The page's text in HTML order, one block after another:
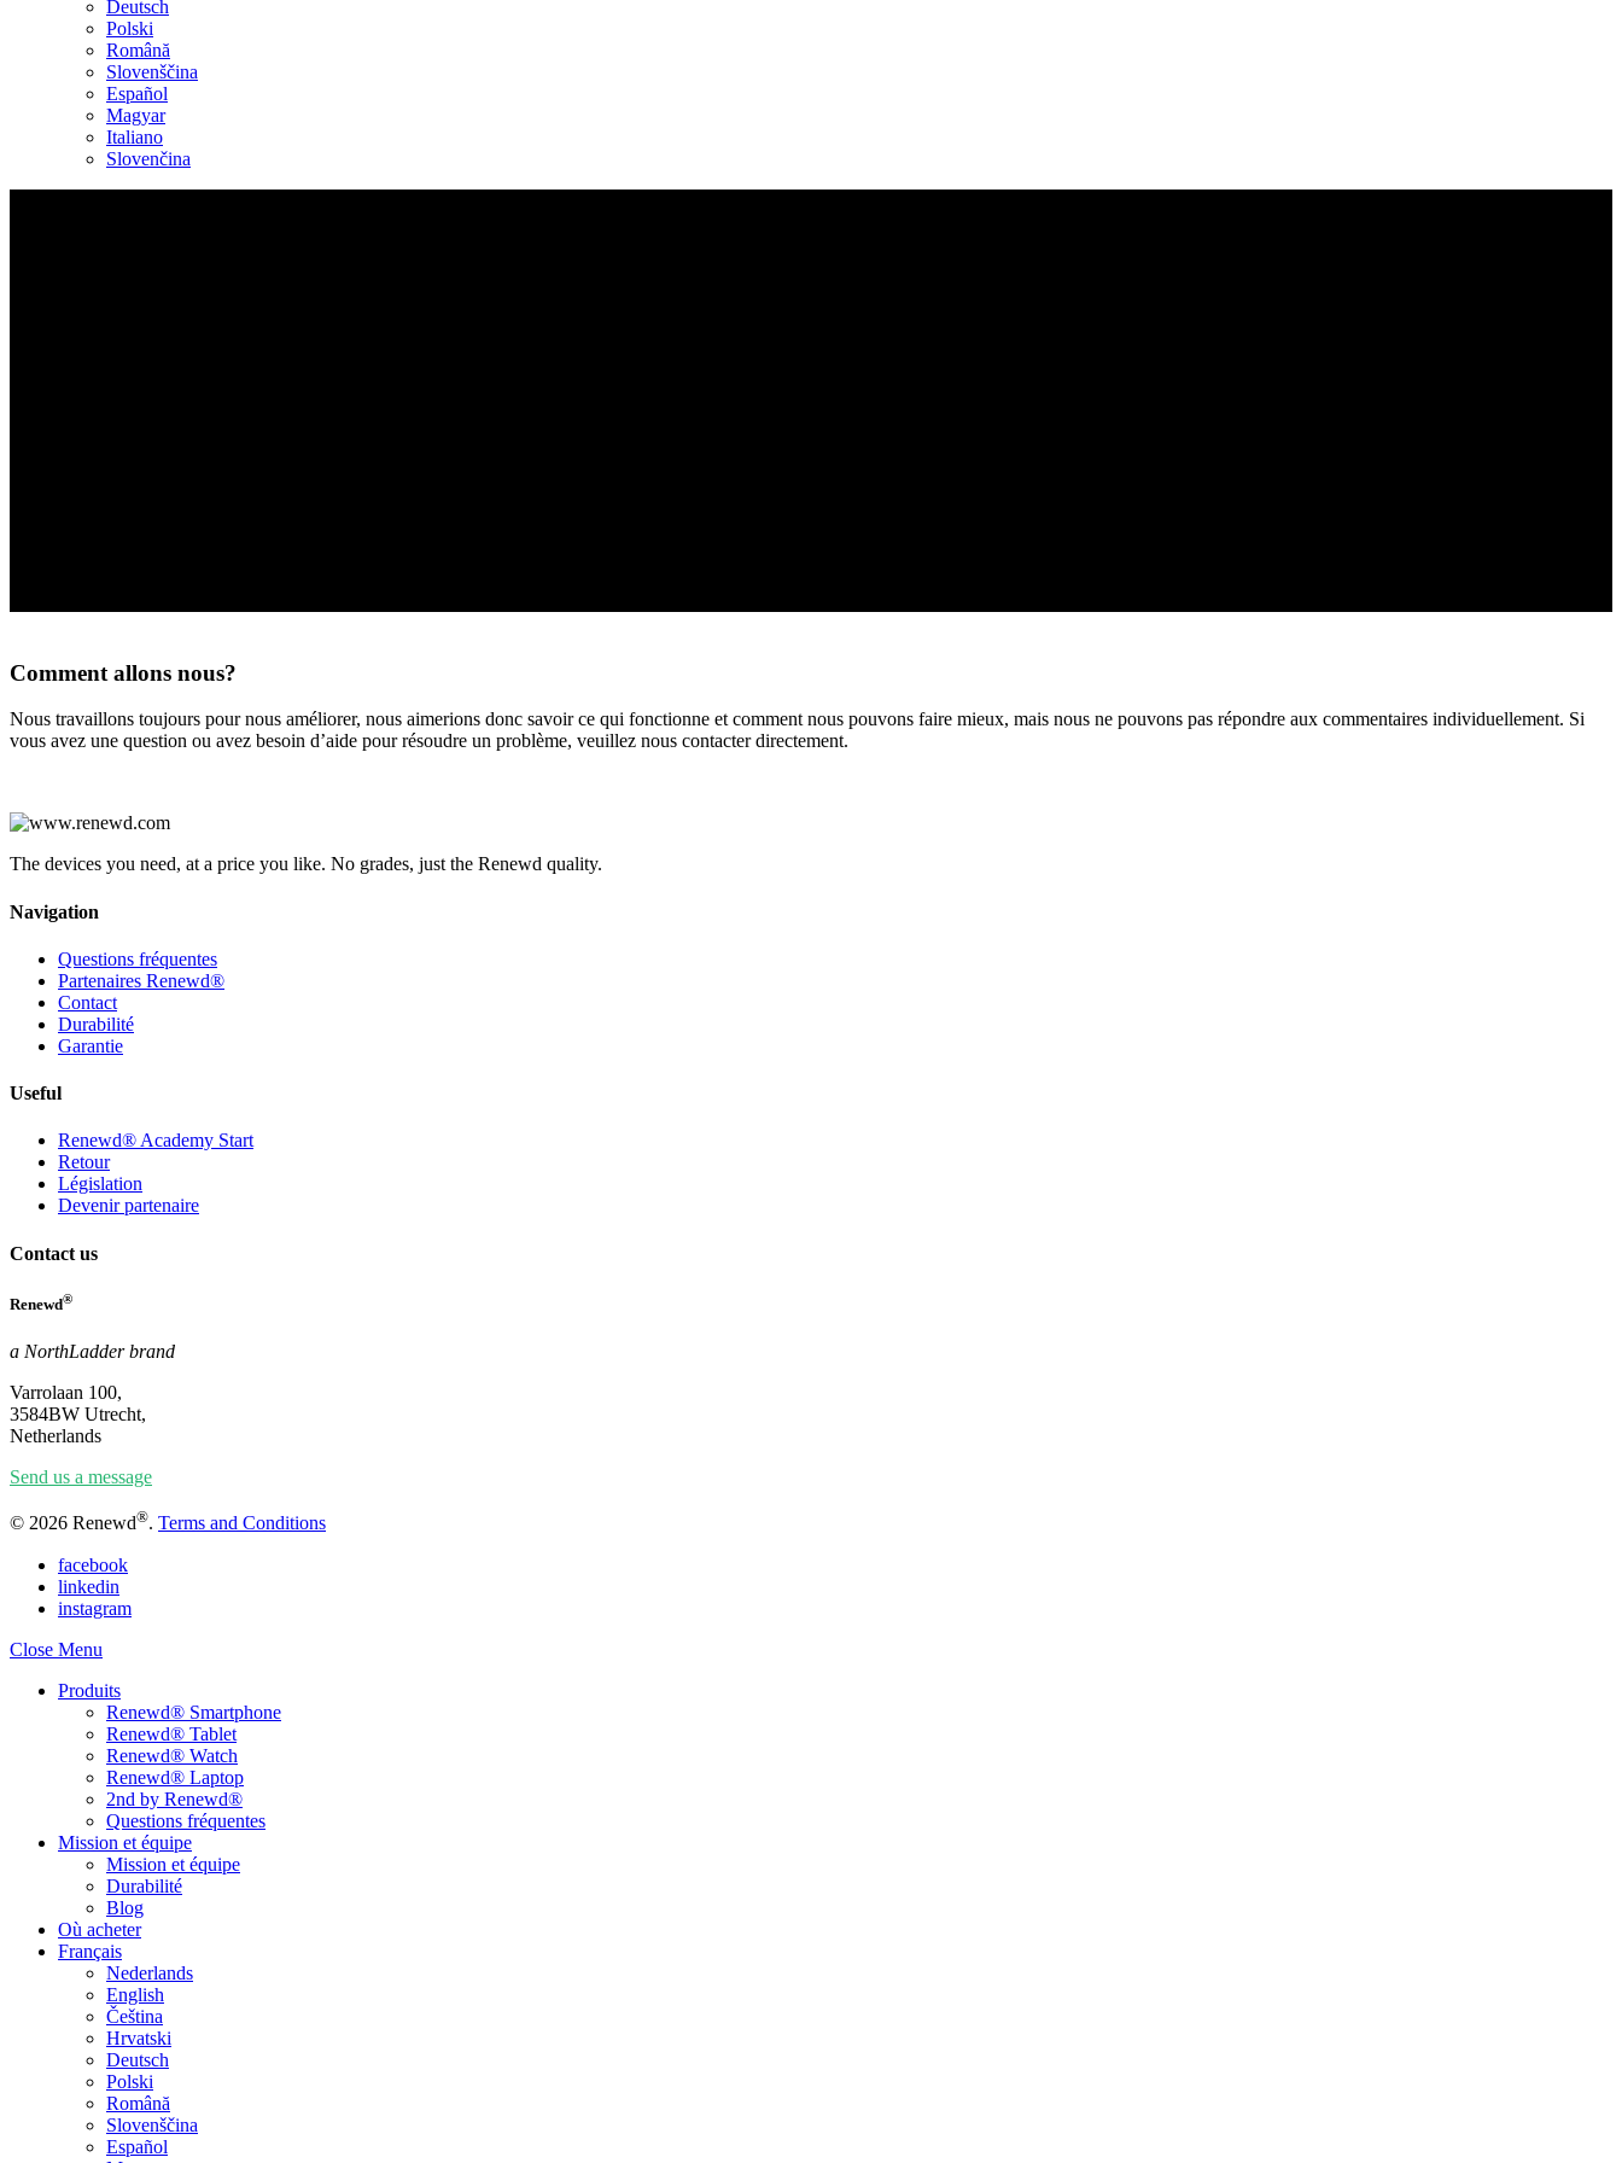
Deutsch
Polski
Română
Slovenščina
Español
Magyar
Italiano
Slovenčina
Comment allons nous?
Nous travaillons toujours pour nous améliorer, nous aimerions donc savoir ce qui fonctionne et comment nous pouvons faire mieux, mais nous ne pouvons pas répondre aux commentaires individuellement. Si
vous avez une question ou avez besoin d’aide pour résoudre un problème, veuillez nous contacter directement.
The devices you need, at a price you like. No grades, just the Renewd quality.
Navigation
Questions fréquentes
Partenaires Renewd®
Contact
Durabilité
Garantie
Useful
Renewd® Academy Start
Retour
Législation
Devenir partenaire
Contact us
Renewd®
a NorthLadder brand
Varrolaan 100,
3584BW Utrecht,
Netherlands
Send us a message
© 2026 Renewd®. Terms and Conditions
facebook
linkedin
instagram
Close Menu
Produits
Renewd® Smartphone
Renewd® Tablet
Renewd® Watch
Renewd® Laptop
2nd by Renewd®
Questions fréquentes
Mission et équipe
Mission et équipe
Durabilité
Blog
Où acheter
Français
Nederlands
English
Čeština
Hrvatski
Deutsch
Polski
Română
Slovenščina
Español